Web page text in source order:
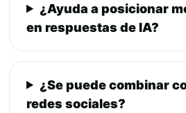
¿Ayuda a posicionar
en respuestas de IA?
¿Se puede combinar
redes sociales?